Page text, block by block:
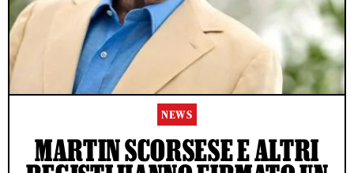
NEWS
MARTIN SCORSESE E ALTRI